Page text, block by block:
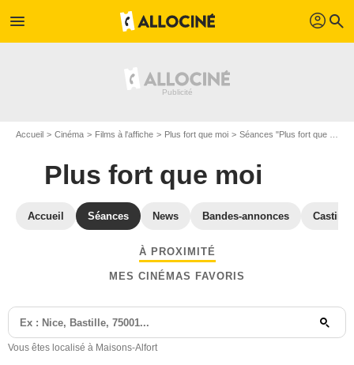
menu profil search
Accueil Cinéma Films à l'affiche Plus fort que moi Séances "Plus fort que moi" Val-de-Marne
Plus fort que moi
Accueil Séances News Bandes-annonces Casting
À PROXIMITÉ
MES CINÉMAS FAVORIS
Vous êtes localisé à Maisons-Alfort